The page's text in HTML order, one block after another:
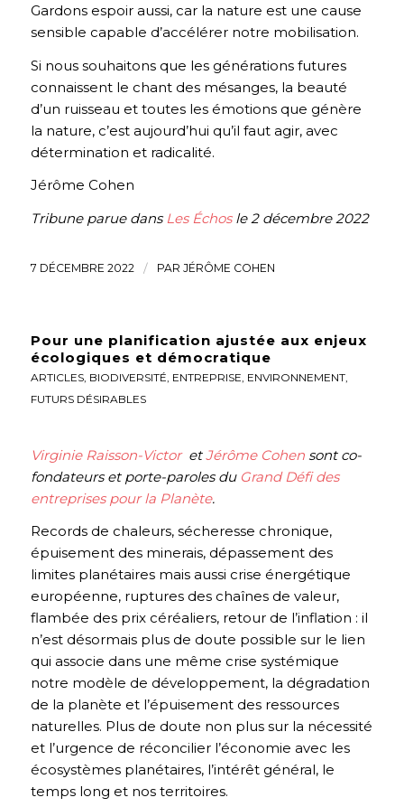
Gardons espoir aussi, car la nature est une cause
sensible capable d’accélérer notre mobilisation.
Si nous souhaitons que les générations futures
connaissent le chant des mésanges, la beauté
d’un ruisseau et toutes les émotions que génère
la nature, c’est aujourd’hui qu’il faut agir, avec
détermination et radicalité.
Jérôme Cohen
Tribune parue dansLes Échosle 2 décembre 2022
7 DÉCEMBRE 2022 / PAR JÉRÔME COHEN
Pour une planification ajustée aux enjeux
écologiques et démocratique
ARTICLES, BIODIVERSITÉ ENTREPRISE ENVIRONNEMENT,
FUTURS DÉSIRABLES
Virginie Raisson-Victor etJérôme Cohensont co-
fondateurs et porte-paroles du Grand Défi des
entreprises pour la Planète.
Records de chaleurs, sécheresse chronique,
épuisement des minerais, dépassement des
limites planétaires mais aussi crise énergétique
européenne, ruptures des chaînes de valeur,
flambée des prix céréaliers, retour de l’inflation : il
n’est désormais plus de doute possible sur le lien
qui associe dans une même crise systémique
notre modèle de développement, la dégradation
de la planète et l’épuisement des ressources
naturelles. Plus de doute non plus sur la nécessité
et l’urgence de réconcilier l’économie avec les
écosystèmes planétaires, l’intérêt général, le
temps long et nos territoires.